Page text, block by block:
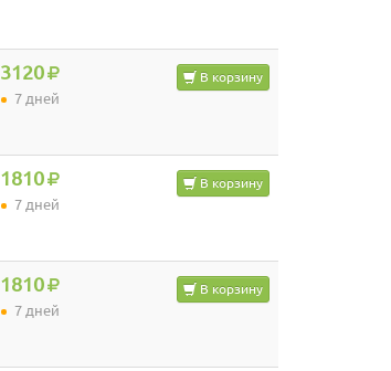
3120
7 дней
В корзину
1810
7 дней
В корзину
1810
7 дней
В корзину